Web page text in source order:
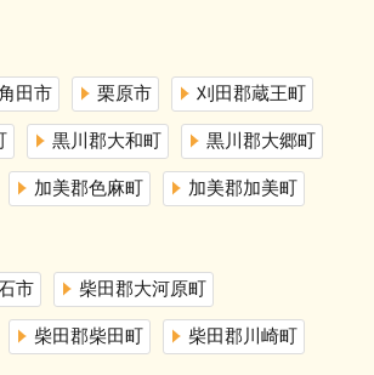
田市 栗原市 刈田郡蔵王町
黒川郡大和町 黒川郡大郷町
加美郡色麻町 加美郡加美町
市 柴田郡大河原町
柴田郡柴田町 柴田郡川崎町